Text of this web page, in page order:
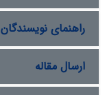
راهنمای نویسندگان
ارسال مقاله